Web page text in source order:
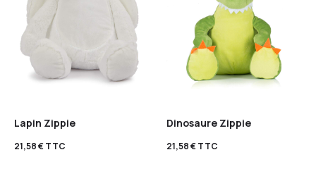
Lapin Zippie
21,58€TTC
Dinosaure Zippie
21,58€TTC